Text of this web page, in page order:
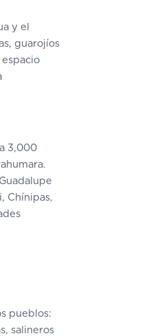
y el
guarojíos
3,000
Chínipas,
pueblos:
salineros